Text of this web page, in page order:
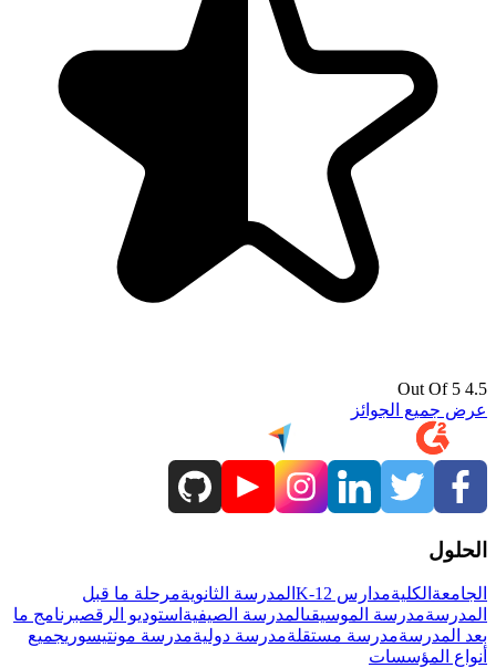
4.5 Out Of 5
عرض جميع الجوائز
الحلول
الجامعة الكليةمدارس K-12 المدرسة الثانويةمرحلة ما قبل
المدرسةمدرسة الموسيقىالمدرسة الصيفية استوديو الرقصبرنامج ما
بعد المدرسةمدرسة مستقلةمدرسة دوليةمدرسة مونتيسوريجميع
أنواع المؤسسات